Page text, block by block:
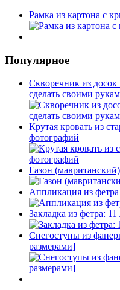
Рамка из картона с
Популярное
Скворечник из
сделать своими
Крутая кровать из
фотографий
Газон
Аппликация из
Закладка из фетра:
Снегоступы из
размерами]